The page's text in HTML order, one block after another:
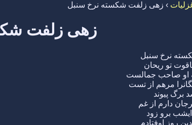
› زهی زلفت شکسته نرخ سنبل
زهی زلفت
نرخ سنبل
تو ریحان
او صاحب جمالست
مرهم از تست
برگ پیوند
دارم از غم
برو زود
روز اوفتادم